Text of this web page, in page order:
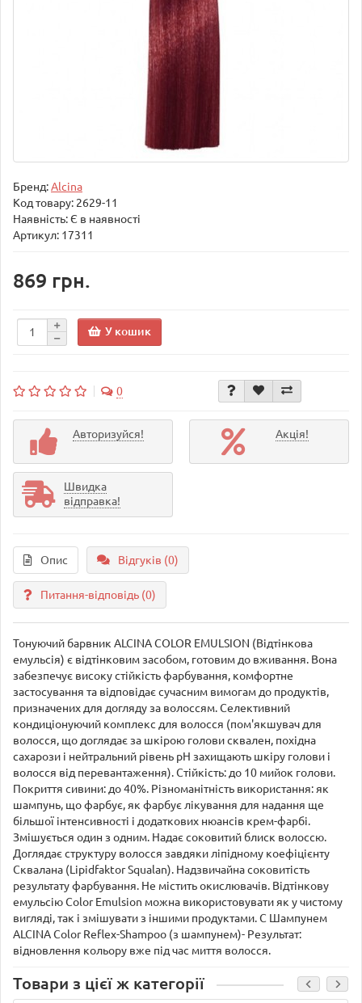
Бренд:Alcina
Код товару: 2629-11
Наявність: Є в наявності
Артикул: 17311
869 грн.
У кошик
0
Авторизуйся! Акція!
Швидка
відправка!
Опис Відгуків (0)
Питання-відповідь (0)
Тонуючий барвник ALCINA COLOR EMULSION (Відтінкова
емульсія) є відтінковим засобом, готовим до вживання. Вона
забезпечує високу стійкість фарбування, комфортне
застосування та відповідає сучасним вимогам до продуктів,
призначених для догляду за волоссям. Селективний
кондиціонуючий комплекс для волосся (пом'якшувач для
волосся, що доглядає за шкірою голови сквален, похідна
сахарози і нейтральний рівень рН захищають шкіру голови і
волосся від перевантаження). Стійкість: до 10 мийок голови.
Покриття сивини: до 40%. Різноманітність використання: як
шампунь, що фарбує, як фарбує лікування для надання ще
більшої інтенсивності і додаткових нюансів крем-фарбі.
Змішується один з одним. Надає соковитий блиск волоссю.
Доглядає структуру волосся завдяки ліпідному коефіцієнту
Сквалана (Lipidfaktor Squalan). Надзвичайна соковитість
результату фарбування. Не містить окислювачів. Відтінкову
емульсію Color Emulsion можна використовувати як у чистому
вигляді, так і змішувати з іншими продуктами. C Шампунем
ALCINA Color Reflex-Shampoo (з шампунем)- Результат:
відновлення кольору вже під час миття волосся.
Товари з цієї ж категорії